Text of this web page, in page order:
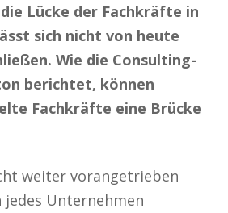
Lücke der Fachkräfte in
sich nicht von heute
Wie die Consulting-
berichtet, können
Fachkräfte eine Brücke
weiter vorangetrieben
jedes Unternehmen